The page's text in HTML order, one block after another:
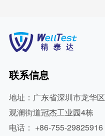
联系信息
地址：广东省深圳市龙华区
观澜街道冠杰工业园4栋
电话： +86-755-29825916